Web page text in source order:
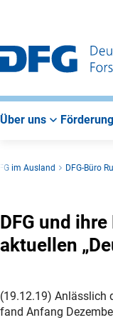
Über uns Förderung
im Ausland DFG-Büro
DFG und
aktuellen
(19.12.19) Anlässlich
fand Anfang